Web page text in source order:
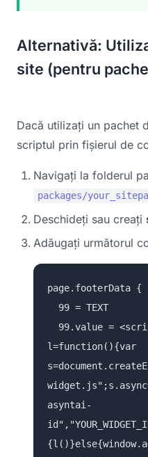
Alternativă:
site (pentru
Dacă utilizați un pachet
scriptul prin fișierul de
Navigați la folderul
packages/
Deschideți sau creați
Adăugați următorul
page.footerData {
99 = TEXT
99.value =
l=function(){var
asyntai-